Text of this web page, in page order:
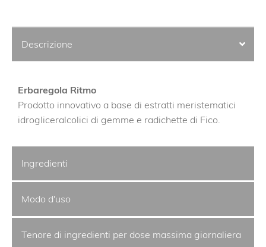
Descrizione
Erbaregola Ritmo
Prodotto innovativo a base di estratti meristematici
idrogliceralcolici di gemme e radichette di Fico.
Ingredienti
Modo d'uso
Tenore di ingredienti per dose massima giornaliera